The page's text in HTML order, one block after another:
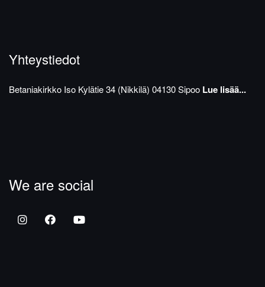
Yhteystiedot
Betaniakirkko Iso Kylätie 34 (Nikkilä) 04130 Sipoo Lue lisää...
We are social